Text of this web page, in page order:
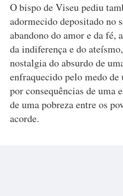
O bispo de Viseu pediu
adormecido depositado no
abandono do amor e da fé,
da indiferença e do
nostalgia do absurdo de
enfraquecido pelo medo
por consequências de uma
de uma pobreza entre os
acorde.